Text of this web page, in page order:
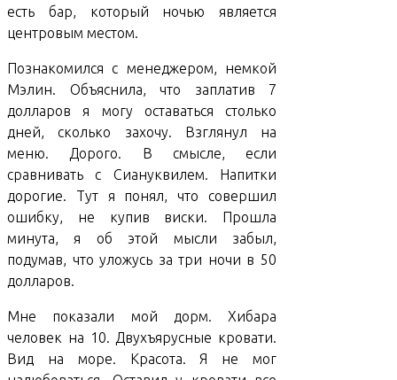
есть бар, который ночью является
центровым местом.
Познакомился с менеджером, немкой
Мэлин. Объяснила, что заплатив 7
долларов я могу оставаться столько
дней, сколько захочу. Взглянул на
меню. Дорого. В смысле, если
сравнивать с Сиануквилем. Напитки
дорогие. Тут я понял, что совершил
ошибку, не купив виски. Прошла
минута, я об этой мысли забыл,
подумав, что уложусь за три ночи в 50
долларов.
Мне показали мой дорм. Хибара
человек на 10. Двухъярусные кровати.
Вид на море. Красота. Я не мог